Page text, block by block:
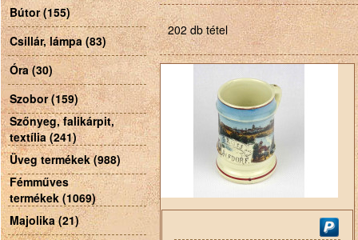
Bútor (155)
Csillár, lámpa (83)
Óra (30)
Szobor (159)
Szőnyeg, falikárpit,
textília (241)
Üveg termékek (988)
Fémműves
termékek (1069)
Majolika (21)
202 db tétel